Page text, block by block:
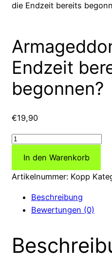
die Endzeit bereits
Endzeit
begonnen?
€19,90
Armageddon
Hat
die
bereits
begonnen?
In den Warenkorb
Artikelnummer: Kopp
Beschreibung
Bewertungen (0)